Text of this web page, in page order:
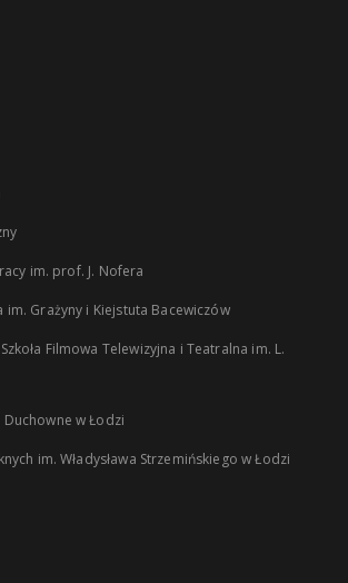
im. prof. J. Nofera
im. Grażyny i Kiejstuta Bacewiczów
Filmowa Telewizyjna i Teatralna im. L.
w Łodzi
im. Władysława Strzemińskiego w Łodzi